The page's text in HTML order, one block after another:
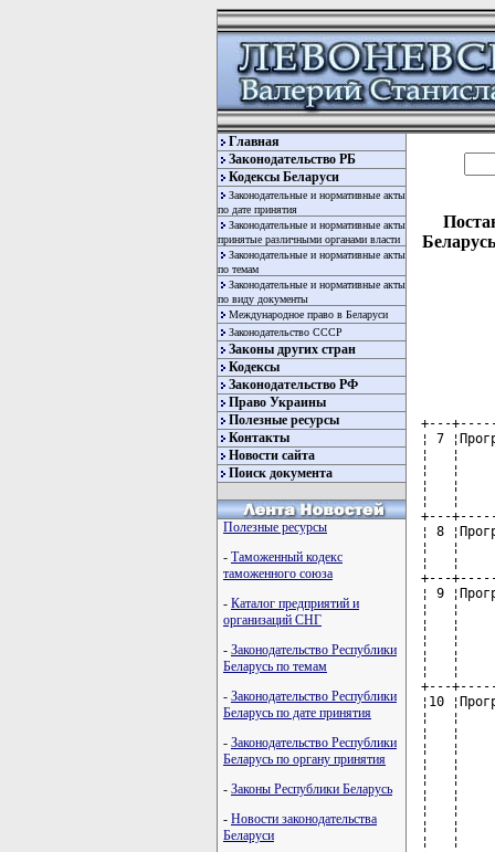
Главная
Законодательство РБ
Кодексы Беларуси
Законодательные и нормативные акты
по дате принятия
Законодательные и нормативные акты
принятые различными органами власти
Законодательные и нормативные акты
по темам
Законодательные и нормативные акты
по виду документы
Международное право в Беларуси
Законодательство СССР
Законы других стран
Кодексы
Законодательство РФ
Право Украины
Полезные ресурсы
Контакты
Новости сайта
Поиск документа
Полезные ресурсы
- Таможенный кодекс
таможенного союза
- Каталог предприятий и
организаций СНГ
- Законодательство Республики
Беларусь по темам
- Законодательство Республики
Беларусь по дате принятия
- Законодательство Республики
Беларусь по органу принятия
- Законы Республики Беларусь
- Новости законодательства
Беларуси
+---
¦ 7
¦   ¦
¦   ¦
¦   ¦
¦   ¦
+---
¦ 8
¦   ¦
¦   ¦
+---
¦ 9
¦   ¦
¦   ¦
¦   ¦
¦   ¦
¦   ¦
+---
¦10
¦   ¦
¦   ¦
¦   ¦
¦   ¦
¦   ¦
¦   ¦
¦   ¦
¦   ¦
¦   ¦